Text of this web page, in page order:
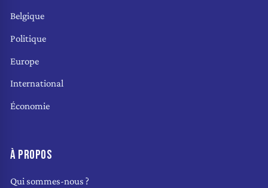
Belgique
Politique
Europe
International
Économie
À PROPOS
Qui sommes-nous ?